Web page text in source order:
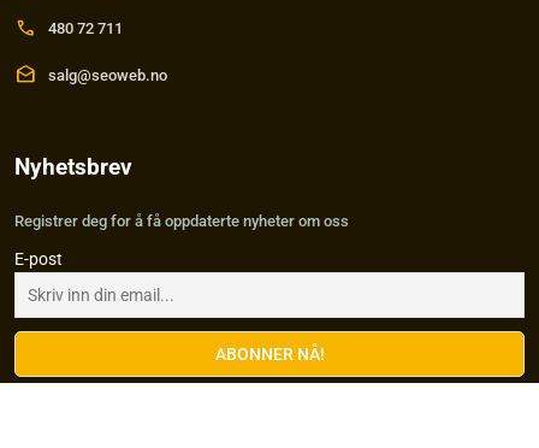
call 480 72 711
drafts salg@seoweb.no
Nyhetsbrev
Registrer deg for å få oppdaterte nyheter om oss
E-post